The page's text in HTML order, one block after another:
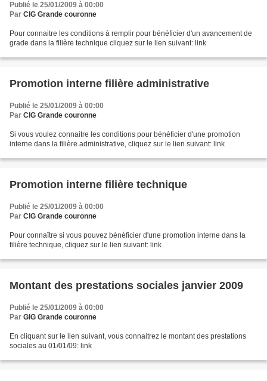
Publié le 25/01/2009 à 00:00
Par CIG Grande couronne
Pour connaitre les conditions à remplir pour bénéficier d'un avancement de
grade dans la filière technique cliquez sur le lien suivant: link
Promotion interne filière administrative
Publié le 25/01/2009 à 00:00
Par CIG Grande couronne
Si vous voulez connaitre les conditions pour bénéficier d'une promotion
interne dans la filière administrative, cliquez sur le lien suivant: link
Promotion interne filière technique
Publié le 25/01/2009 à 00:00
Par CIG Grande couronne
Pour connaître si vous pouvez bénéficier d'une promotion interne dans la
filière technique, cliquez sur le lien suivant: link
Montant des prestations sociales janvier 2009
Publié le 25/01/2009 à 00:00
Par GIG Grande couronne
En cliquant sur le lien suivant, vous connaitrez le montant des prestations
sociales au 01/01/09: link